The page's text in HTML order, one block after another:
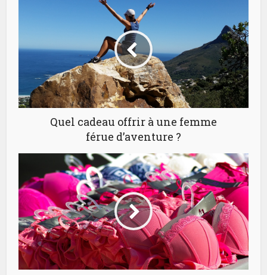
Quel cadeau offrir à une femme
férue d’aventure ?